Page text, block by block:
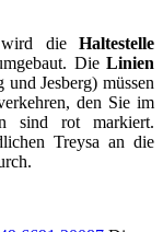
wird die Haltestelle
DieLinien
Jesberg) müssen
den Sie im
sind rot markiert.
Treysa an die